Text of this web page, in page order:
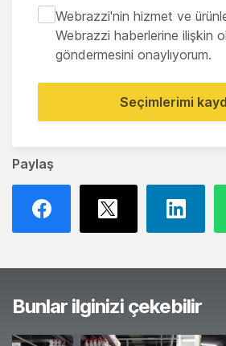
Paylaş
Webrazzi'nin hizmet ve
Webrazzi haberlerine ilişkin
göndermesini onaylıyorum.
Seçimlerimi
Bunlar ilginizi çekebilir